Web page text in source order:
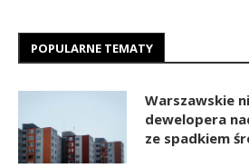
POPULARNE TEMATY
Warszawskie
dewelopera
ze spadkiem